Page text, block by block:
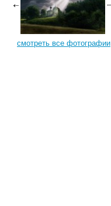
смотреть все фотографии